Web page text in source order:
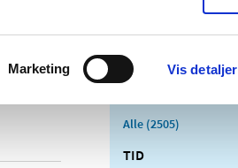
Marketing Vis detaljer
Alle (2505)
TID